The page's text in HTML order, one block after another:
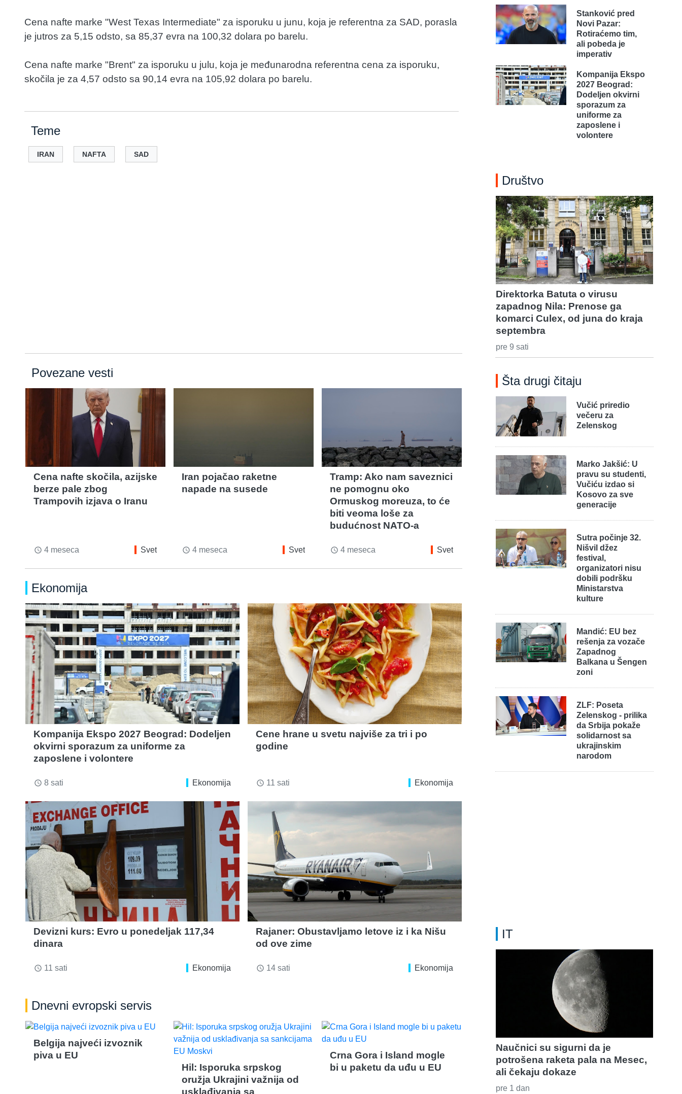
Cena nafte marke "West Texas Intermediate" za isporuku u junu, koja je referentna za SAD, porasla
je jutros za 5,15 odsto, sa 85,37 evra na 100,32 dolara po barelu.
Cena nafte marke "Brent" za isporuku u julu, koja je međunarodna referentna cena za isporuku,
skočila je za 4,57 odsto sa 90,14 evra na 105,92 dolara po barelu.
Teme
IRAN NAFTA SAD
Povezane vesti
Cena nafte skočila, azijske
berze pale zbog
Trampovih izjava o Iranu
access_time 4 meseca Svet
Iran pojačao raketne
napade na susede
access_time 4 meseca Svet
Tramp: Ako nam saveznici
ne pomognu oko
Ormuskog moreuza, to će
biti veoma loše za
budućnost NATO-a
access_time 4 meseca Svet
Ekonomija
Kompanija Ekspo 2027 Beograd: Dodeljen
okvirni sporazum za uniforme za
zaposlene i volontere
access_time 8 sati Ekonomija
Cene hrane u svetu najviše za tri i po
godine
access_time 11 sati Ekonomija
Devizni kurs: Evro u ponedeljak 117,34
dinara
access_time 11 sati Ekonomija
Rajaner: Obustavljamo letove iz i ka Nišu
od ove zime
access_time 14 sati Ekonomija
Dnevni evropski servis
Belgija najveći izvoznik
piva u EU
Hil: Isporuka srpskog
oružja Ukrajini važnija od
usklađivanja sa
Crna Gora i Island mogle
bi u paketu da uđu u EU
Stanković pred
Novi Pazar:
Rotiraćemo tim,
ali pobeda je
imperativ
Kompanija Ekspo
2027 Beograd:
Dodeljen okvirni
sporazum za
uniforme za
zaposlene i
volontere
Društvo
Direktorka Batuta o virusu
zapadnog Nila: Prenose ga
komarci Culex, od juna do kraja
septembra
pre 9 sati
Šta drugi čitaju
Vučić priredio
večeru za
Zelenskog
Marko Jakšić: U
pravu su studenti,
Vučiću izdao si
Kosovo za sve
generacije
Sutra počinje 32.
Nišvil džez
festival,
organizatori nisu
dobili podršku
Ministarstva
kulture
Mandić: EU bez
rešenja za vozače
Zapadnog
Balkana u Šengen
zoni
ZLF: Poseta
Zelenskog - prilika
da Srbija pokaže
solidarnost sa
ukrajinskim
narodom
IT
Naučnici su sigurni da je
potrošena raketa pala na Mesec,
ali čekaju dokaze
pre 1 dan